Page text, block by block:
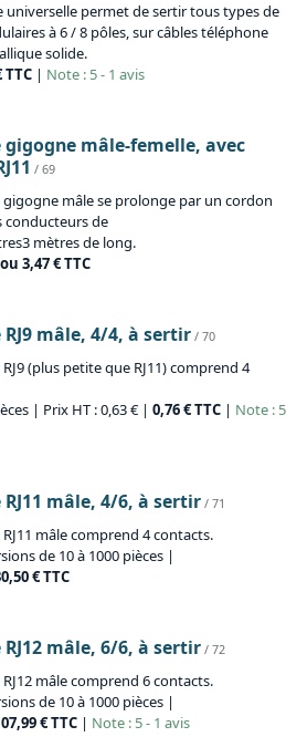
universelle permet de sertir tous types de
à 6 / 8 pôles, sur câbles téléphone
solide.
TTC | Note : 5 - 1 avis
gigogne mâle-femelle, avec
/ 69
gigogne mâle se prolonge par un cordon
conducteurs de
mètres de long.
3,47 € TTC
RJ9 mâle, 4/4, à sertir/ 70
(plus petite que RJ11) comprend 4
| Prix HT : 0,63 € | 0,76 € TTC | Note : 5
RJ11 mâle, 4/6, à sertir / 71
mâle comprend 4 contacts.
de 10 à 1000 pièces |
€ TTC
RJ12 mâle, 6/6, à sertir / 72
mâle comprend 6 contacts.
de 10 à 1000 pièces |
€ TTC | Note : 5 - 1 avis